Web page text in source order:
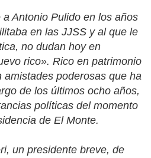
Antonio Pulido en los años
en las JJSS y al que le
no dudan hoy en
rico». Rico en patrimonio
amistades poderosas que ha
de los últimos ocho años,
políticas del momento
de El Monte.
un presidente breve, de